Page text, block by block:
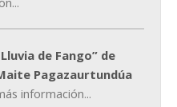
de Fango” de
Pagazaurtundúa
información...